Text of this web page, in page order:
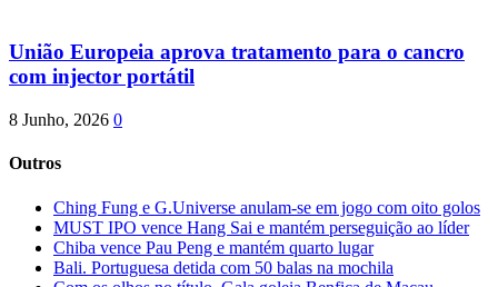
União Europeia aprova tratamento para o cancro
com injector portátil
8 Junho, 2026 0
Outros
Ching Fung e G.Universe anulam-se em jogo com oito golos
MUST IPO vence Hang Sai e mantém perseguição ao líder
Chiba vence Pau Peng e mantém quarto lugar
Bali. Portuguesa detida com 50 balas na mochila